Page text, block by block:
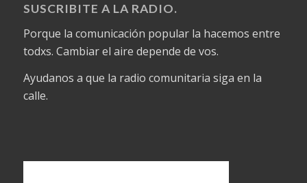
SUSCRIBITE A LA RADIO.
Porque la comunicación popular la hacemos entre
todxs. Cambiar el aire depende de vos.
Ayudanos a que la radio comunitaria siga en la
calle.